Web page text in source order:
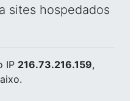
sites hospedados
IP 216.73.216.159,